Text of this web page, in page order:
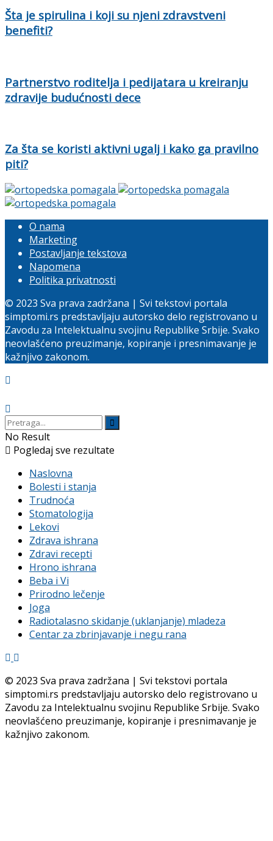
Šta je spirulina i koji su njeni zdravstveni
benefiti?
Partnerstvo roditelja i pedijatara u kreiranju
zdravije budućnosti dece
Za šta se koristi aktivni ugalj i kako ga pravilno
piti?
O nama
Marketing
Postavljanje tekstova
Napomena
Politika privatnosti
© 2023 Sva prava zadržana | Svi tekstovi portala
simptomi.rs predstavljaju autorsko delo registrovano u
Zavodu za Intelektualnu svojinu Republike Srbije. Svako
neovlašćeno preuzimanje, kopiranje i presnimavanje je
kažnjivo zakonom.
No Result
Pogledaj sve rezultate
Naslovna
Bolesti i stanja
Trudnoća
Stomatologija
Lekovi
Zdrava ishrana
Zdravi recepti
Hrono ishrana
Beba i Vi
Prirodno lečenje
Joga
Radiotalasno skidanje (uklanjanje) mladeza
Centar za zbrinjavanje i negu rana
© 2023 Sva prava zadržana | Svi tekstovi portala
simptomi.rs predstavljaju autorsko delo registrovano u
Zavodu za Intelektualnu svojinu Republike Srbije. Svako
neovlašćeno preuzimanje, kopiranje i presnimavanje je
kažnjivo zakonom.